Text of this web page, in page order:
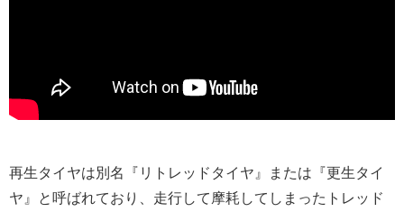
再生タイヤは別名『リトレッドタイヤ』または『更生タイ
ヤ』と呼ばれており、走行して摩耗してしまったトレッド